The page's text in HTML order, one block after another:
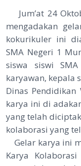
Jum’at 24
mengadakan
kokurikuler ini
SMA Negeri 1
siswa siswi
karyawan, kepala
Dinas Pendidikan
karya ini di
yang telah
kolaborasi yang
Gelar karya ini
Karya